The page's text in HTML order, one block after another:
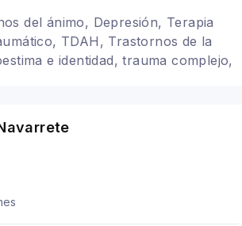
del ánimo, Depresión, Terapia
TDAH, Trastornos de la
e identidad, trauma complejo,